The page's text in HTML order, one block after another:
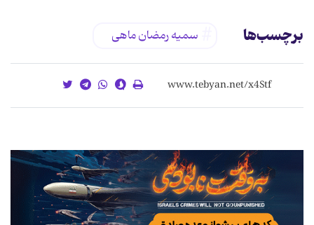
برچسب‌ها سمیه رمضان ماهی